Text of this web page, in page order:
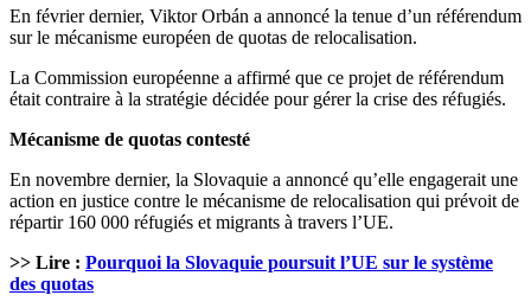
En février dernier, Viktor Orbán a annoncé la tenue d’un référendum
sur le mécanisme européen de quotas de relocalisation.
La Commission européenne a affirmé que ce projet de référendum
était contraire à la stratégie décidée pour gérer la crise des réfugiés.
Mécanisme de quotas contesté
En novembre dernier, la Slovaquie a annoncé qu’elle engagerait une
action en justice contre le mécanisme de relocalisation qui prévoit de
répartir 160 000 réfugiés et migrants à travers l’UE.
>> Lire : Pourquoi la Slovaquie poursuit l’UE sur le système
des quotas